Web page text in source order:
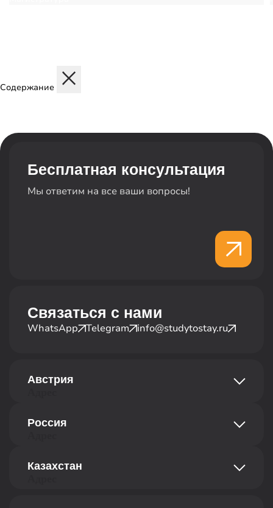
Содержание
Структура программы
Профиль обучения
Австрия
1180 Вена, Австрия
+43 681 10116726
Россия
620014 Екатеринбург, Российская
Казахстан
Бесплатная консультация
Мы ответим на все ваши вопросы!
Связаться с нами
WhatsApp Telegram info@studytostay.ru